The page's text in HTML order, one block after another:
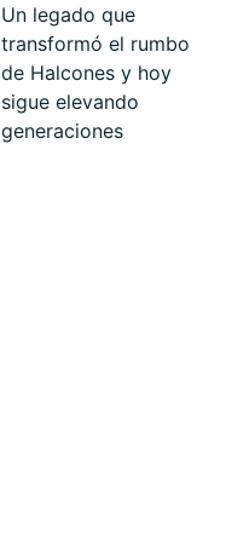
Un legado que
transformó el rumbo
de Halcones y hoy
sigue elevando
generaciones